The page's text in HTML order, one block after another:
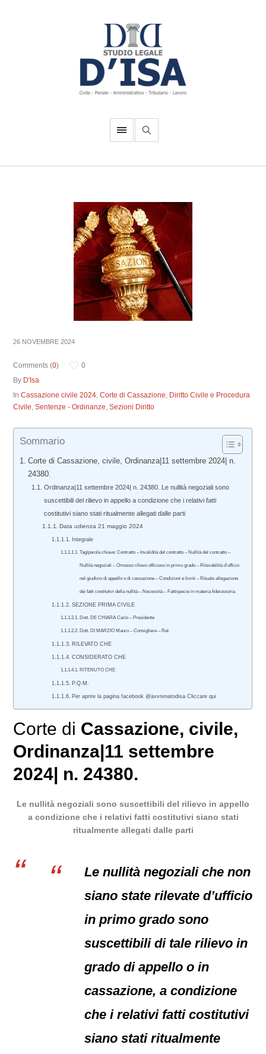
26 NOVEMBRE 2024
Comments (0)
0
By D'Isa
InCassazione civile 2024,Corte di Cassazione, Diritto Civile e Procedura
Civile,Sentenze - Ordinanze,Sezioni Diritto
Sommario
Corte di Cassazione, civile, Ordinanza|11 settembre 2024| n.
24380.
Ordinanza|11 settembre 2024| n. 24380. Le nullità negoziali sono
suscettibili del rilievo in appello a condizione che i relativi fatti
costitutivi siano stati ritualmente allegati dalle parti
Data udienza 21 maggio 2024
Integrale
Tag/parola chiave: Contratto – Invalidità del contratto – Nullità del contratto –
Nullità negoziali – Omesso rilievo officioso in primo grado – Rilevabilità d’ufficio
nel giudizio di appello o di cassazione – Condizioni e limiti – Rituale allegazione
dei fatti costitutivi della nullità – Necessità – Fattispecie in materia fideiussoria
SEZIONE PRIMA CIVILE
Dott. DE CHIARA Carlo – Presidente
Dott. DI MARZIO Mauro – Consigliere – Rel.
RILEVATO CHE
CONSIDERATO CHE
RITENUTO CHE
P.Q.M.
Per aprire la pagina facebook @avvrenatodisa Cliccare qui
Corte di Cassazione, civile,
Ordinanza|11 settembre
2024| n. 24380.
Le nullità negoziali sono suscettibili del rilievo in appello
a condizione che i relativi fatti costitutivi siano stati
ritualmente allegati dalle parti
Le nullità negoziali che non
siano state rilevate d’ufficio
in primo grado sono
suscettibili di tale rilievo in
grado di appello o in
cassazione, a condizione
che i relativi fatti costitutivi
siano stati ritualmente